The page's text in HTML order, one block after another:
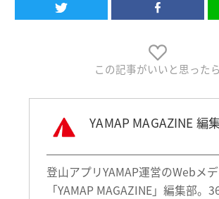
この記事がいいと思ったら
YAMAP MAGAZINE 編
登山アプリYAMAP運営のWebメ
「YAMAP MAGAZINE」編集部。